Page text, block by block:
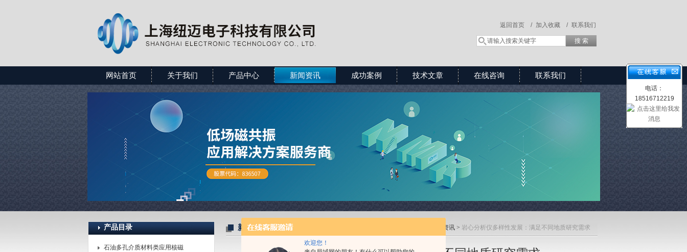
欢迎您！
联系我们
加入收藏 /
返回首页 /
网站首页 关于我们 产品中心 新闻资讯 成功案例 技术文章 在线咨询 联系我们
产品目录
石油多孔介质材料类应用核磁
新闻资讯 新闻资讯 > 岩心分析仪多样性发展：满足不同地质研究需求
电话：
18516712219